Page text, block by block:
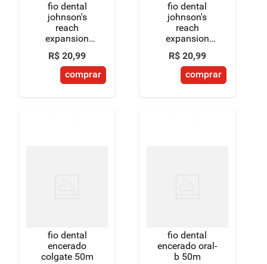
fio dental
johnson's
reach
expansion
plus 50 metros
unidade
R$ 20,99
comprar
fio dental
johnson's
reach
expansion
plus menta 50
metros
unidade
R$ 20,99
comprar
fio dental
encerado
colgate 50m
fio dental
encerado oral-
b 50m